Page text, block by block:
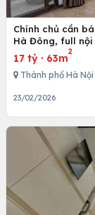
Chính chủ cần
Hà Đông, full
17 tỷ · 63m
2
Thành phố Hà Nội
23/02/2026